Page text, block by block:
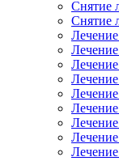
Снятие
Снятие
Лечение